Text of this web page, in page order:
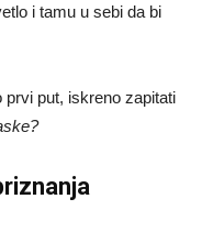
i tamu u sebi da bi
put, iskreno zapitati